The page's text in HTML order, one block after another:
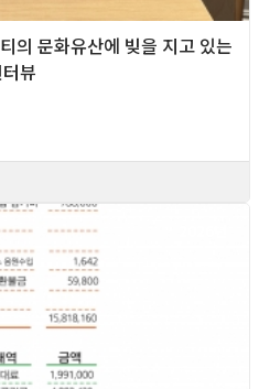
의 문화유산에 빚을 지고 있는
뷰